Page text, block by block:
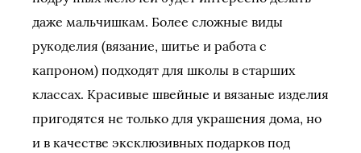
даже мальчишкам. Более сложные виды
рукоделия (вязание, шитье и работа с
капроном) подходят для школы в старших
классах. Красивые швейные и вязаные изделия
пригодятся не только для украшения дома, но
и в качестве эксклюзивных подарков под